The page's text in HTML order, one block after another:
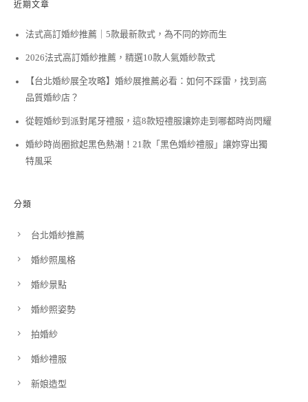
近期文章
法式高訂婚紗推薦｜5款最新款式，為不同的妳而生
2026法式高訂婚紗推薦，精選10款人氣婚紗款式
【台北婚紗展全攻略】婚紗展推薦必看：如何不踩雷，找到高
品質婚紗店？
從輕婚紗到派對尾牙禮服，這8款短禮服讓妳走到哪都時尚閃耀
婚紗時尚圈掀起黑色熱潮！21款「黑色婚紗禮服」讓妳穿出獨
特風采
分類
台北婚紗推薦
婚紗照風格
婚紗景點
婚紗照姿勢
拍婚紗
婚紗禮服
新娘造型